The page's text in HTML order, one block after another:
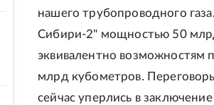
нашего трубопроводного
Сибири-2" мощностью 50
эквивалентно возможностям
млрд кубометров.
сейчас уперлись в